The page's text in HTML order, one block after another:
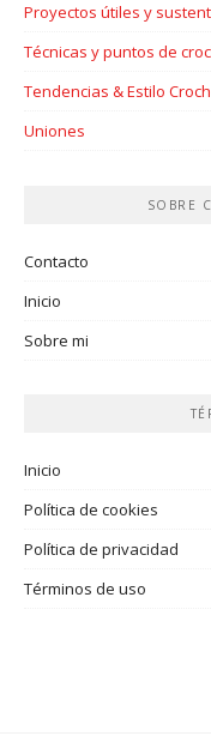
Proyectos útiles y
Técnicas y puntos de
Tendencias & Estilo
Uniones
SOBRE
Contacto
Inicio
Sobre mi
Inicio
Política de cookies
Política de privacidad
Términos de uso